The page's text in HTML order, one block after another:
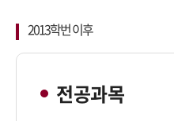
2013학번 이후
전공과목